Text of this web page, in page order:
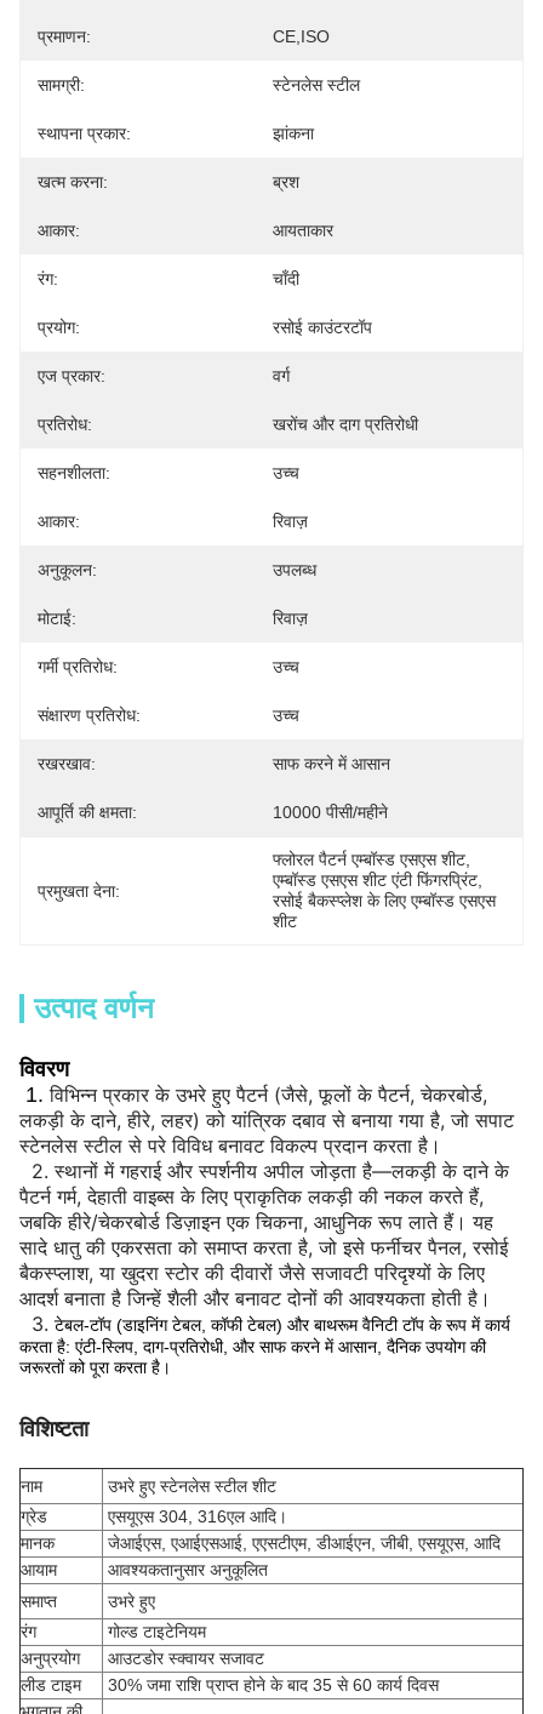
प्रमाणन: CE,ISO
सामग्री: स्टेनलेस स्टील
स्थापना प्रकार: झांकना
खत्म करना: ब्रश
आकार: आयताकार
रंग: चाँदी
प्रयोग: रसोई काउंटरटॉप
एज प्रकार: वर्ग
प्रतिरोध: खरोंच और दाग प्रतिरोधी
सहनशीलता: उच्च
आकार: रिवाज़
अनुकूलन: उपलब्ध
मोटाई: रिवाज़
गर्मी प्रतिरोध: उच्च
संक्षारण प्रतिरोध: उच्च
रखरखाव: साफ करने में आसान
आपूर्ति की क्षमता: 10000 पीसी/महीने
प्रमुखता देना:
फ्लोरल पैटर्न एम्बॉस्ड एसएस शीट
एम्बॉस्ड एसएस शीट एंटी फिंगरप्रिंट
रसोई बैकस्प्लेश के लिए एम्बॉस्ड एसएस
शीट
उत्पाद वर्णन
विवरण
1.विभिन्न प्रकार के उभरे हुए पैटर्न (जैसे, फूलों के पैटर्न, चेकरबोर्ड,
लकड़ी के दाने, हीरे, लहर) को यांत्रिक दबाव से बनाया गया है, जो सपाट
स्टेनलेस स्टील से परे विविध बनावट विकल्प प्रदान करता है।
2.स्थानों में गहराई और स्पर्शनीय अपील जोड़ता है—लकड़ी के दाने के
पैटर्न गर्म, देहाती वाइब्स के लिए प्राकृतिक लकड़ी की नकल करते हैं,
जबकि हीरे/चेकरबोर्ड डिज़ाइन एक चिकना, आधुनिक रूप लाते हैं। यह
सादे धातु की एकरसता को समाप्त करता है, जो इसे फर्नीचर पैनल, रसोई
बैकस्प्लाश, या खुदरा स्टोर की दीवारों जैसे सजावटी परिदृश्यों के लिए
आदर्श बनाता है जिन्हें शैली और बनावट दोनों की आवश्यकता होती है।
3. टेबल-टॉप (डाइनिंग टेबल, कॉफी टेबल) और बाथरूम वैनिटी टॉप के रूप में कार्य
करता है: एंटी-स्लिप, दाग-प्रतिरोधी, और साफ करने में आसान, दैनिक उपयोग की
जरूरतों को पूरा करता है।
विशिष्टता
नाम
उभरे हुए स्टेनलेस स्टील शीट
ग्रेड
एसयूएस 304, 316एल आदि।
मानक
जेआईएस, एआईएसआई, एएसटीएम, डीआईएन, जीबी, एसयूएस, आदि
आयाम
आवश्यकतानुसार अनुकूलित
समाप्त
उभरे हुए
रंग
गोल्ड टाइटेनियम
अनुप्रयोग
आउटडोर स्क्वायर सजावट
लीड टाइम
30% जमा राशि प्राप्त होने के बाद 35 से 60 कार्य दिवस